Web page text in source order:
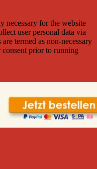
necessary for the website
user personal data via
termed as non-necessary
consent prior to running